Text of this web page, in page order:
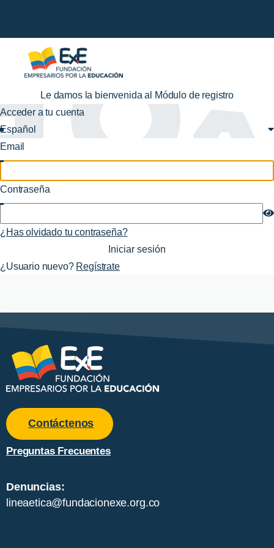
Le damos la bienvenida al Módulo de registro
Acceder a tu cuenta
Español
Email
Contraseña
¿Has olvidado tu contraseña?
¿Usuario nuevo? Regístrate
Contáctenos
Preguntas Frecuentes
Denuncias:
lineaetica@fundacionexe.org.co